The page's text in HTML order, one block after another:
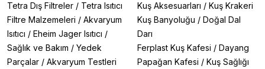
Tetra Dış Filtreler / Tetra Isıtıcı
Filtre Malzemeleri / Akvaryum
Isıtıcı / Eheim Jager Isıtıcı /
Sağlık ve Bakım / Yedek
Parçalar / Akvaryum Testleri
Kuş Aksesuarları / Kuş Krakeri
Kuş Banyoluğu / Doğal Dal
Darı
Ferplast Kuş Kafesi / Dayang
Papağan Kafesi / Kuş Sağlığı